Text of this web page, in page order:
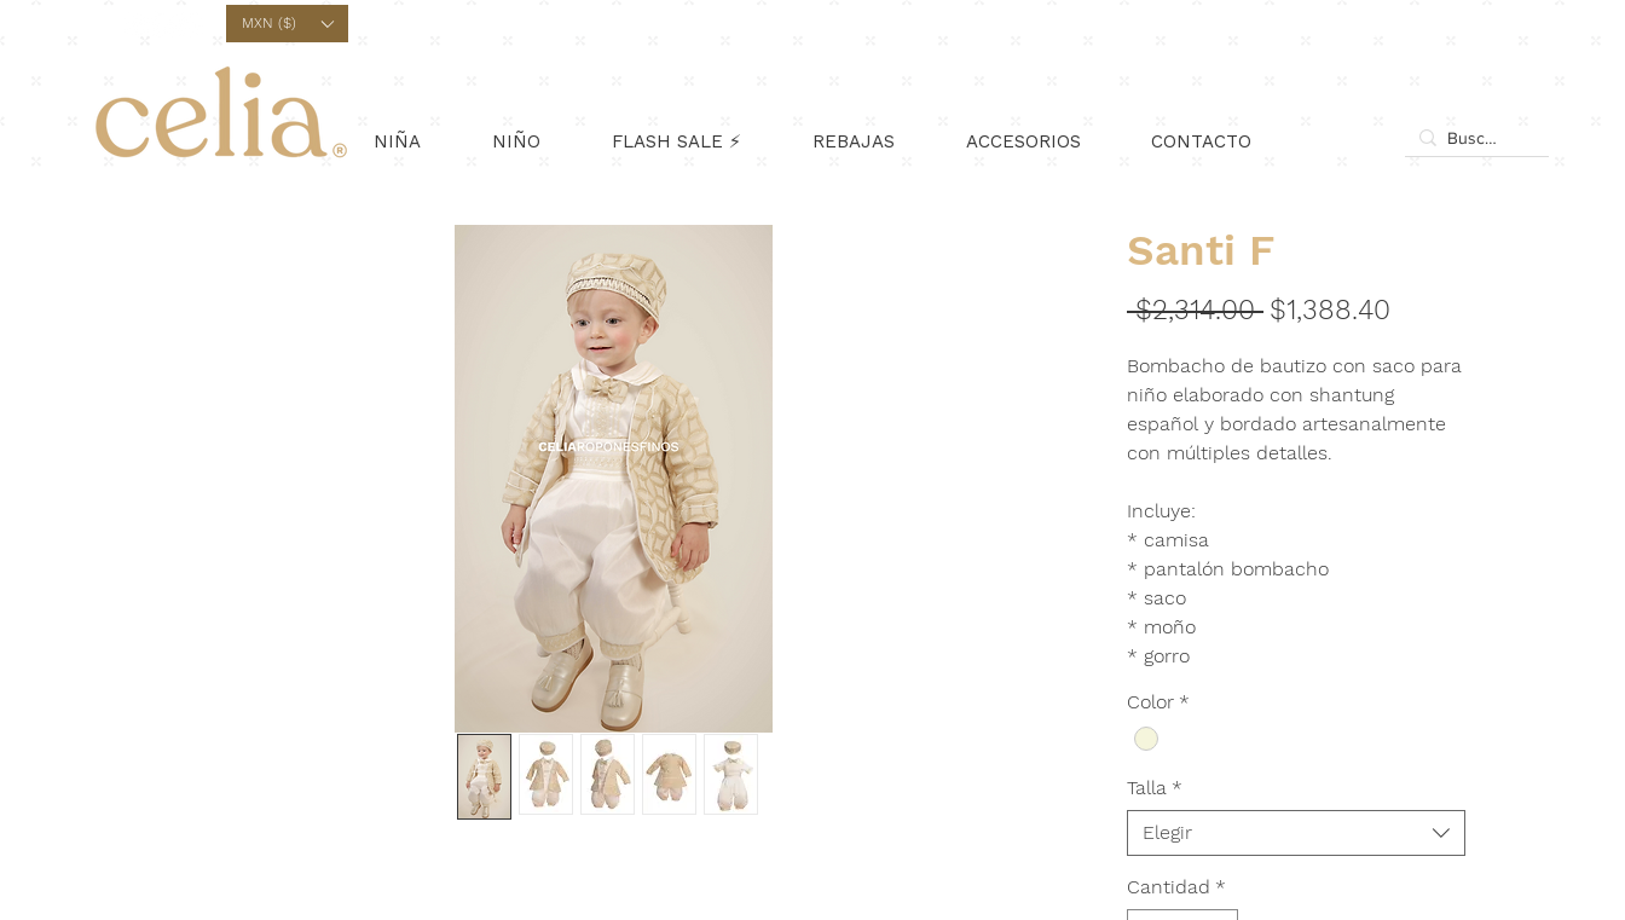
MXN ($)
NIÑA NIÑO FLASH SALE ⚡ REBAJAS ACCESORIOS CONTACTO
Santi F
$2,314.00 Precio
$1,388.40
oferta
Bombacho de bautizo con saco para
niño elaborado con shantung
españoly bordado artesanalmente
con múltiples detalles.
Incluye:
* camisa
* pantalón bombacho
* saco
* moño
* gorro
Color *
Talla *
Elegir
Cantidad *